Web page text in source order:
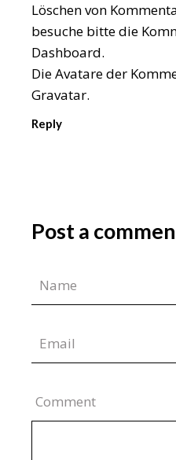
Löschen von
besuche bitte die
Dashboard.
Die Avatare der
Gravatar.
Reply
Post a
Comment